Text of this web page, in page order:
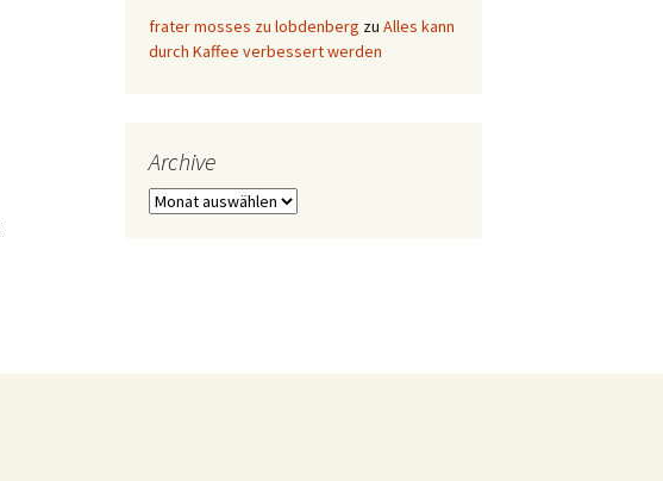
frater mosses zu lobdenberg zu Alles kann
durch Kaffee verbessert werden
Archive
Archive